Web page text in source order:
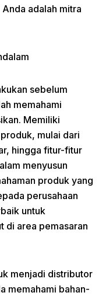
adalah mitra
sebelum
memahami
Memiliki
mulai dari
hingga fitur-fitur
menyusun
produk yang
perusahaan
untuk
di area pemasaran
menjadi distributor
memahami bahan-